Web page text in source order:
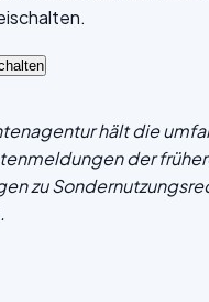
hält die
der
zu
.